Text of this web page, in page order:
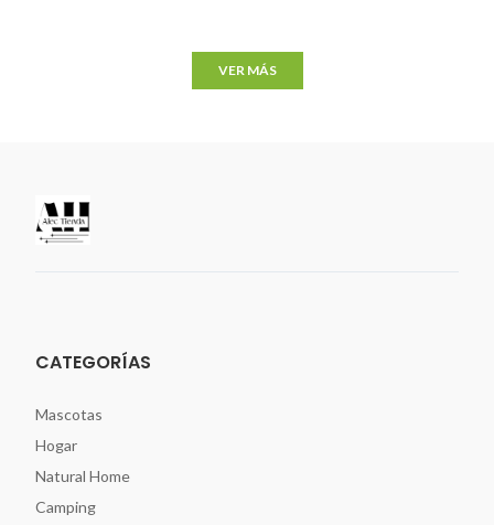
VER MÁS
CATEGORÍAS
Mascotas
Hogar
Natural Home
Camping